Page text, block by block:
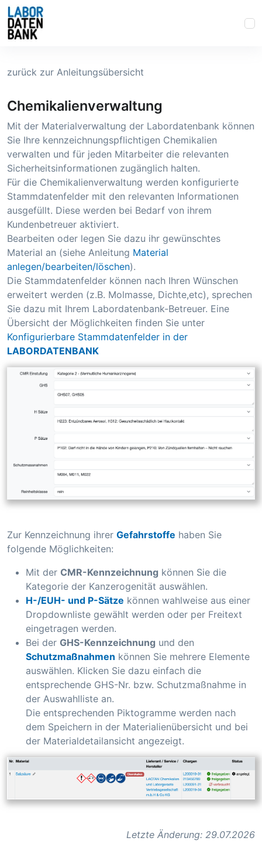
zurück zur Anleitungsübersicht
Chemikalienverwaltung
Mit der Materialverwaltung der Labordatenbank können
Sie Ihre kennzeichnungspflichtigen Chemikalien
verwalten und für jeden Mitarbeiter die relevanten
Sicherheitsinformationen zugänglich halten.
Für die Chemikalienverwaltung werden konfigurierte
Stammdatenfelder mit den relevanten Informationen
ausgefüllt. Diese werden bei Bedarf von ihrem
Kundenbetreuer aktiviert.
Bearbeiten oder legen Sie dazu ihr gewünschtes
Material an (siehe Anleitung Material
anlegen/bearbeiten/löschen).
Die Stammdatenfelder können nach Ihren Wünschen
erweitert werden (z.B. Molmasse, Dichte,etc), sprechen
Sie dazu mit Ihrem Labordatenbank-Betreuer. Eine
Übersicht der Möglichkeiten finden Sie unter
Konfigurierbare Stammdatenfelder in der
LABORDATENBANK
Zur Kennzeichnung ihrer Gefahrstoffe haben Sie
folgende Möglichkeiten:
Mit der CMR-Kennzeichnung können Sie die
Kategorie der Kanzerogenität auswählen.
H-/EUH- und P-Sätze können wahlweise aus einer
Dropdownliste gewählt werden oder per Freitext
eingetragen werden.
Bei der GHS-Kennzeichnung und den
Schutzmaßnahmen können Sie mehrere Elemente
auswählen. Klicken Sie dazu einfach die
entsprechende GHS-Nr. bzw. Schutzmaßnahme in
der Auswahlliste an.
Die entsprechenden Piktogramme werden nach
dem Speichern in der Materialienübersicht und bei
der Materialdetailansicht angezeigt.
Letzte Änderung: 29.07.2026